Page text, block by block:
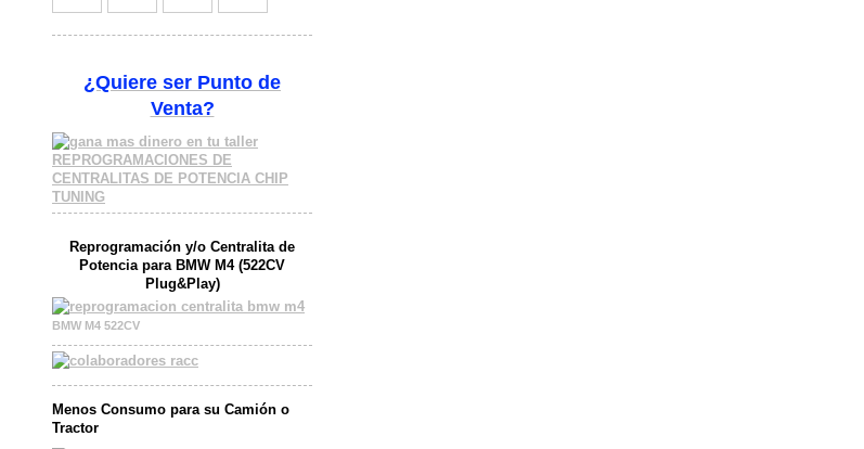
¿Quiere ser Punto de
Venta?
Reprogramación y/o Centralita de
Potencia para BMW M4 (522CV
Plug&Play)
BMW M4 522CV
Menos Consumo para su Camión o
Tractor